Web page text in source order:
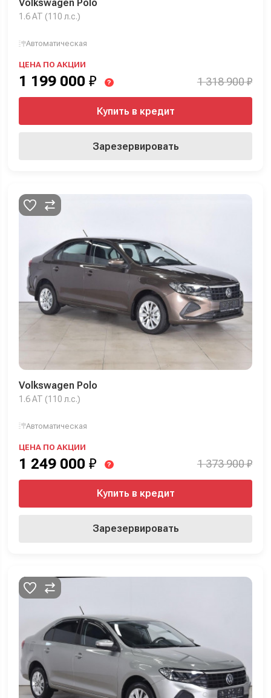
Volkswagen Polo
1.6 AT (110 л.с.)
Автоматическая
ЦЕНА ПО АКЦИИ
1 199 000 ₽ ? 1 318 900 ₽
Купить в кредит
Зарезервировать
Volkswagen Polo
1.6 AT (110 л.с.)
Автоматическая
ЦЕНА ПО АКЦИИ
1 249 000 ₽ ? 1 373 900 ₽
Купить в кредит
Зарезервировать